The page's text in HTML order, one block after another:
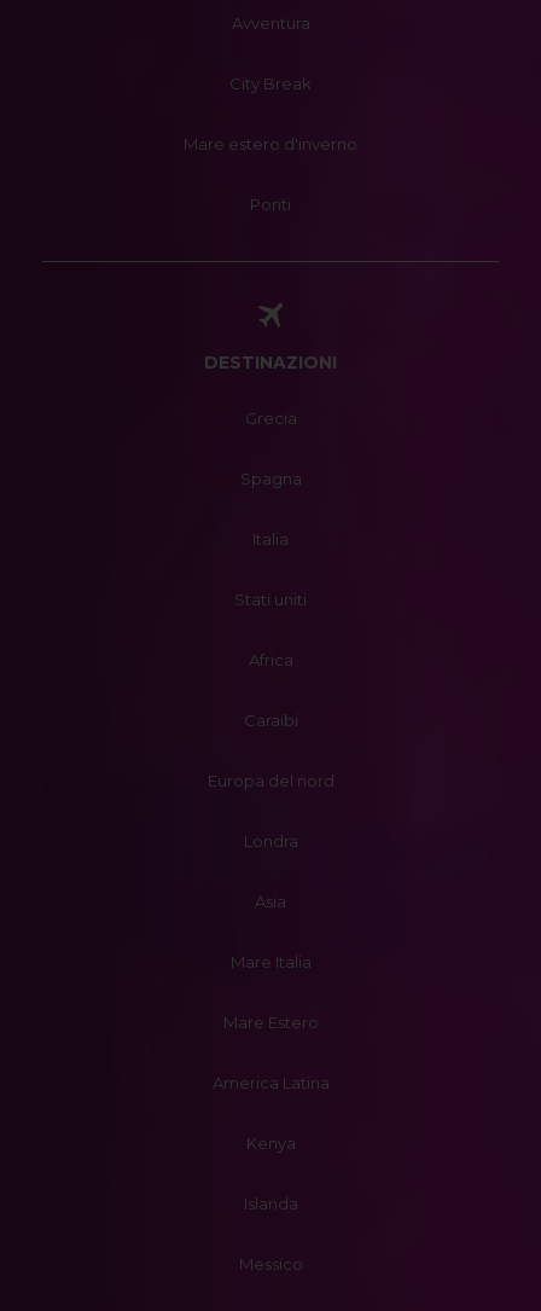
Avventura
City Break
Mare estero d'inverno
Ponti
DESTINAZIONI
Grecia
Spagna
Italia
Stati uniti
Africa
Caraibi
Europa del nord
Londra
Asia
Mare Italia
Mare Estero
America Latina
Kenya
Islanda
Messico